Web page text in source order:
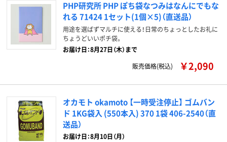
PHP研究所 PHP ぽち袋なつみはなんにでもな
れる 71424 1セット(1個×5)（直送品）
用途を選ばずマルチに使える！日常のちょっとしたお礼に
ちょうどいいポチ袋。
お届け日：8月27日（木）まで
販売価格(税込)
￥2,090
オカモト okamoto 【一時受注停止】 ゴムバン
ド 1KG袋入 (550本入) 370 1袋 406-2540（直
送品）
お届け日：8月10日（月）